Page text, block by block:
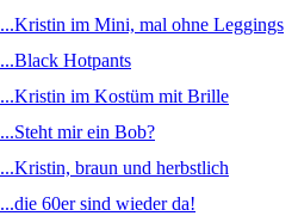
im Mini, mal ohne Leggings
Hotpants
im Kostüm mit Brille
mir ein Bob?
braun und herbstlich
60er sind wieder da!